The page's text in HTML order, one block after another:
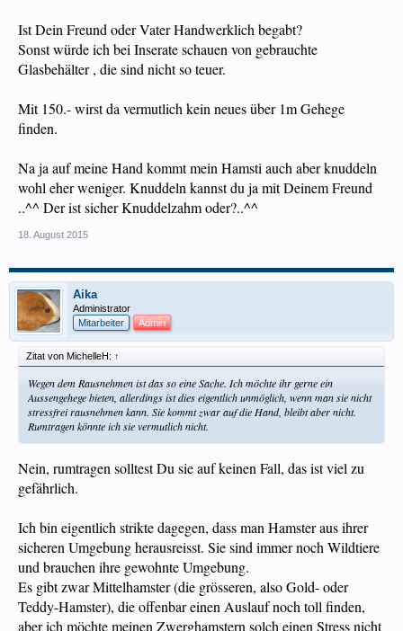
Ist Dein Freund oder Vater Handwerklich begabt?
Sonst würde ich bei Inserate schauen von gebrauchte
Glasbehälter , die sind nicht so teuer.
Mit 150.- wirst da vermutlich kein neues über 1m Gehege
finden.
Na ja auf meine Hand kommt mein Hamsti auch aber knuddeln
wohl eher weniger. Knuddeln kannst du ja mit Deinem Freund
..^^ Der ist sicher Knuddelzahm oder?..^^
18. August 2015
Aika
Administrator
Mitarbeiter
Admin
Zitat von MichelleH: ↑
Wegen dem Rausnehmen ist das so eine Sache. Ich möchte ihr gerne ein
Aussengehege bieten, allerdings ist dies eigentlich unmöglich, wenn man sie nicht
stressfrei rausnehmen kann. Sie kommt zwar auf die Hand, bleibt aber nicht.
Rumtragen könnte ich sie vermutlich nicht.
Nein, rumtragen solltest Du sie auf keinen Fall, das ist viel zu
gefährlich.
Ich bin eigentlich strikte dagegen, dass man Hamster aus ihrer
sicheren Umgebung herausreisst. Sie sind immer noch Wildtiere
und brauchen ihre gewohnte Umgebung.
Es gibt zwar Mittelhamster (die grösseren, also Gold- oder
Teddy-Hamster), die offenbar einen Auslauf noch toll finden,
aber ich möchte meinen Zwerghamstern solch einen Stress nicht